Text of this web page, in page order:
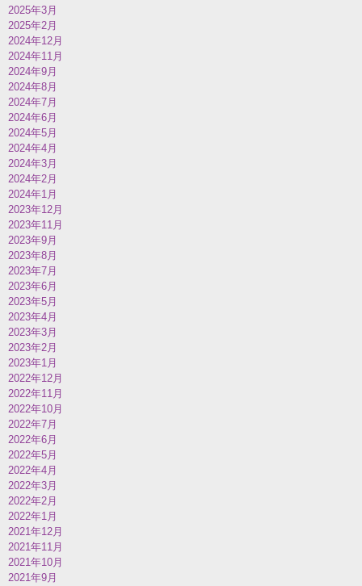
2025年3月
2025年2月
2024年12月
2024年11月
2024年9月
2024年8月
2024年7月
2024年6月
2024年5月
2024年4月
2024年3月
2024年2月
2024年1月
2023年12月
2023年11月
2023年9月
2023年8月
2023年7月
2023年6月
2023年5月
2023年4月
2023年3月
2023年2月
2023年1月
2022年12月
2022年11月
2022年10月
2022年7月
2022年6月
2022年5月
2022年4月
2022年3月
2022年2月
2022年1月
2021年12月
2021年11月
2021年10月
2021年9月